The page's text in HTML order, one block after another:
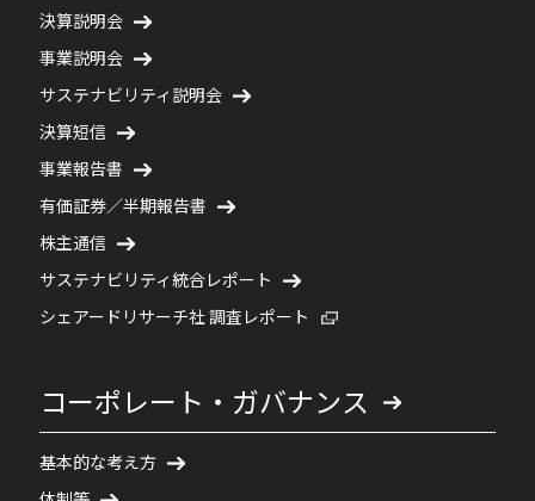
決算説明会
事業説明会
サステナビリティ説明会
決算短信
事業報告書
有価証券／半期報告書
株主通信
サステナビリティ統合レポート
シェアードリサーチ社 調査レポート 新規ウィンドウで開く
コーポレート・ガバナンス
基本的な考え方